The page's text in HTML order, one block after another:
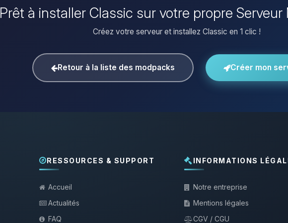
Prêt à installer Classic sur votre propre Serveur
Créez votre serveur et installez Classic en 1 clic !
Retour à la liste des modpacks Créer mon
RESSOURCES & SUPPORT
Accueil
Actualités
FAQ
INFORMATIONS
Notre entreprise
Mentions légales
CGV / CGU